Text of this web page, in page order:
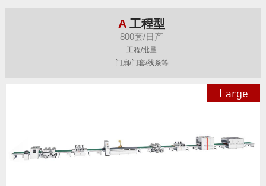
A工程型
800套/日产
工程/批量
门扇/门套/线条等
Large